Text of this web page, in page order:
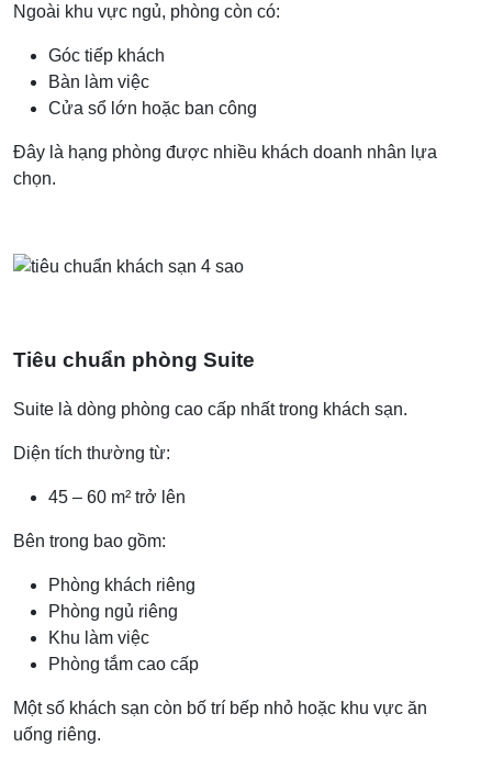
Ngoài khu vực ngủ, phòng còn có:
Góc tiếp khách
Bàn làm việc
Cửa sổ lớn hoặc ban công
Đây là hạng phòng được nhiều khách doanh nhân lựa
chọn.
Tiêu chuẩn phòng Suite
Suite là dòng phòng cao cấp nhất trong khách sạn.
Diện tích thường từ:
45 – 60 m² trở lên
Bên trong bao gồm:
Phòng khách riêng
Phòng ngủ riêng
Khu làm việc
Phòng tắm cao cấp
Một số khách sạn còn bố trí bếp nhỏ hoặc khu vực ăn
uống riêng.